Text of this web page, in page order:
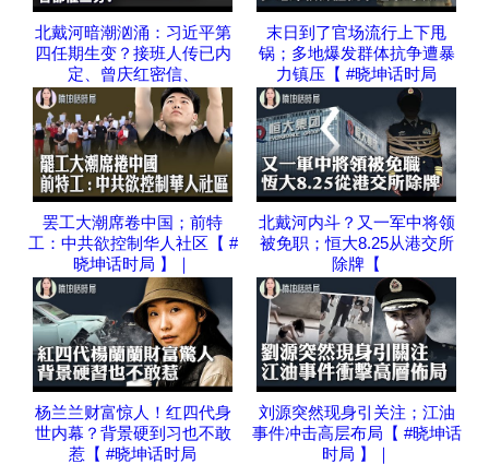
北戴河暗潮汹涌：习近平第
四任期生变？接班人传已内
定、曾庆红密信、
末日到了官场流行上下甩
锅；多地爆发群体抗争遭暴
力镇压【 #晓坤话时局
罢工大潮席卷中国；前特
工：中共欲控制华人社区【 #
晓坤话时局 】｜
北戴河内斗？又一军中将领
被免职；恒大8.25从港交所
除牌【
杨兰兰财富惊人！红四代身
世内幕？背景硬到习也不敢
惹【 #晓坤话时局
刘源突然现身引关注；江油
事件冲击高层布局【 #晓坤话
时局 】｜